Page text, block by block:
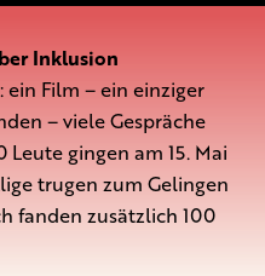
Inklusion
ein Film – ein einziger
– viele Gespräche
gingen am 15. Mai
trugen zum Gelingen
fanden zusätzlich 100